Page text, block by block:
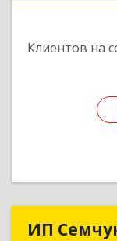
Клиентов на
ИП ИП